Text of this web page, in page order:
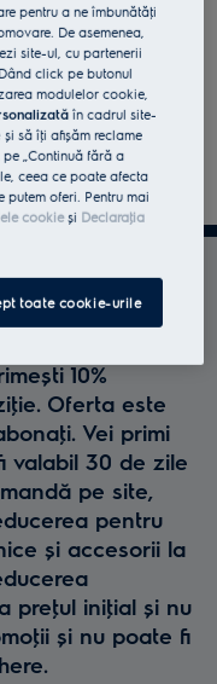
10%
Oferta este
Vei primi
valabil 30 de zile
pe site,
pentru
și accesorii la
preţul iniţial și nu
și nu poate fi
pentru a ne îmbunătăţi
De asemenea,
site-ul, cu partenerii
click pe butonul
modulelor cookie,
în cadrul site-
și să îţi afișăm reclame
„Continuă fără a
ceea ce poate afecta
oferi. Pentru mai
cookieși Declaraţia
toate cookie-urile